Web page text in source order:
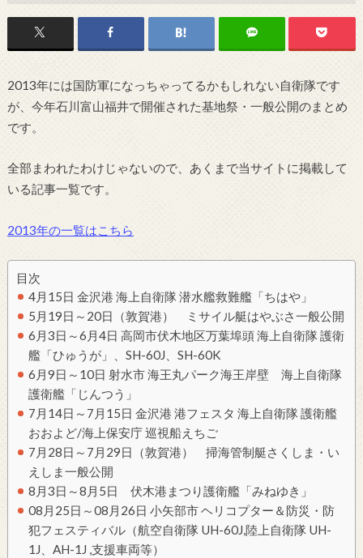
2013年には国防軍になっちゃってるかもしれない自衛隊です
が、今年石川富山福井で開催された基地祭・一般公開のまとめ
です。
全部まわれたわけじゃないので、あくまで当サイトに掲載して
いる記事一覧です。
2013年の一覧はこちら
目次
4月15日 金沢港 海上自衛隊 潜水艦救難艦「ちはや」
5月19日～20日（敦賀港） ミサイル艇はやぶさ一般公開
6月3日～6月4日 高岡市伏木地区万葉埠頭 海上自衛隊 護衛
艦「ひゅうが」、SH-60J、SH-60K
6月9日～10日 射水市 海王丸パーク海王岸壁 海上自衛隊
護衛艦「じんつう」
7月14日～7月15日 金沢港 港フェスタ 海上自衛隊 護衛艦
おおよど/海上保安庁 巡視船えちご
7月28日～7月29日（敦賀港） 掃海管制艇さくしま・い
えしま一般公開
8月3日～8月5日 伏木港まつり護衛艦「みねゆき」
08月25日～08月26日 小矢部市 ヘリコプター＆防災・防
犯フェスティバル（航空自衛隊 UH-60J,陸上自衛隊 UH-
1J、AH-1J ,支援車両等）